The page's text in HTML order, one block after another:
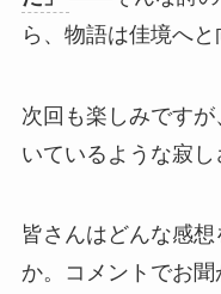
ら、物語は佳境へと
次回も楽しみです
いているような寂し
皆さんはどんな感
か。コメントでお